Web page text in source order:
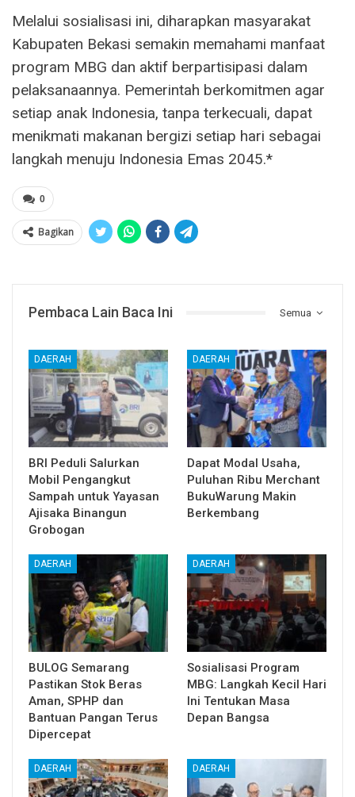
Melalui sosialisasi ini, diharapkan masyarakat
Kabupaten Bekasi semakin memahami manfaat
program MBG dan aktif berpartisipasi dalam
pelaksanaannya. Pemerintah berkomitmen agar
setiap anak Indonesia, tanpa terkecuali, dapat
menikmati makanan bergizi setiap hari sebagai
langkah menuju Indonesia Emas 2045.*
0
Bagikan
Semua
Pembaca Lain Baca Ini
DAERAH
BRI Peduli Salurkan
Mobil Pengangkut
Sampah untuk Yayasan
Ajisaka Binangun
Grobogan
DAERAH
Dapat Modal Usaha,
Puluhan Ribu Merchant
BukuWarung Makin
Berkembang
DAERAH
BULOG Semarang
Pastikan Stok Beras
Aman, SPHP dan
Bantuan Pangan Terus
Dipercepat
DAERAH
Sosialisasi Program
MBG: Langkah Kecil Hari
Ini Tentukan Masa
Depan Bangsa
DAERAH DAERAH